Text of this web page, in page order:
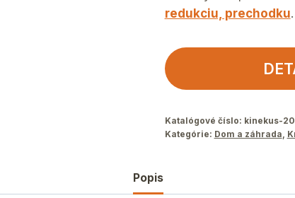
redukciu, prechodku.
Katalógové číslo: kinekus-
Kategórie: Dom a záhrada
Popis